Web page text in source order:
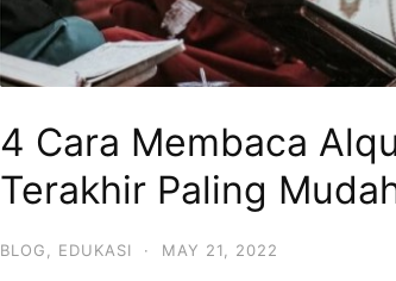
4 Cara Membaca
Terakhir Paling
BLOG, EDUKASI · MAY 21, 2022